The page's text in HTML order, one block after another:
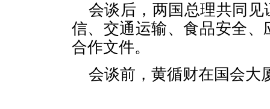
会谈后，两国总理共同
信、交通运输、食品安全
合作文件。
会谈前，黄循财在国会大